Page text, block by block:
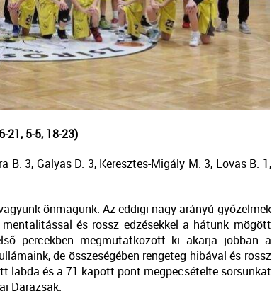
21, 5-5, 18-23)
B. 3, Galyas D. 3, Keresztes-Migály M. 3, Lovas B. 1,
önmagunk. Az eddigi nagy arányú győzelmek
és rossz edzésekkel a hátunk mögött
percekben megmutatkozott ki akarja jobban a
de összeségében rengeteg hibával és rossz
labda és a 71 kapott pont megpecsételte sorsunkat
Darazsak.